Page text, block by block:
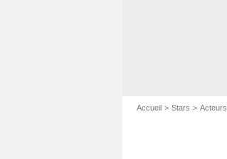
Accueil Stars Acteurs